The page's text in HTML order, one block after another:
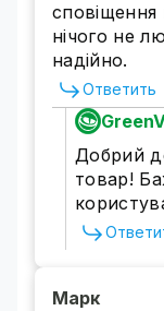
Высокий
защиты
IP камера
высокий
температура
сповіщення
нічого не
надійно.
Ответить
Добрий
товар!
Марк